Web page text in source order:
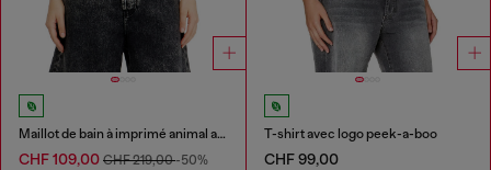
Maillot de bain à imprimé animal avec décolleté profond
CHF 109,00 CHF 219,00-50%
T-shirt avec logo peek-a-boo
CHF 99,00